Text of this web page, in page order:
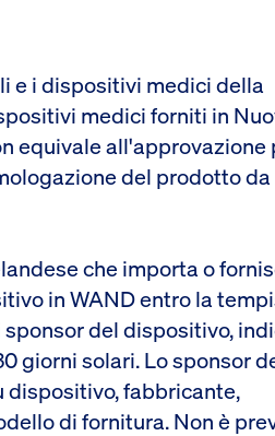
e i dispositivi medici della
medici forniti in
equivale all'approvazione
del prodotto
che importa o
in WAND entro la
del dispositivo,
giorni solari. Lo sponsor
dispositivo, fabbricante,
di fornitura. Non è